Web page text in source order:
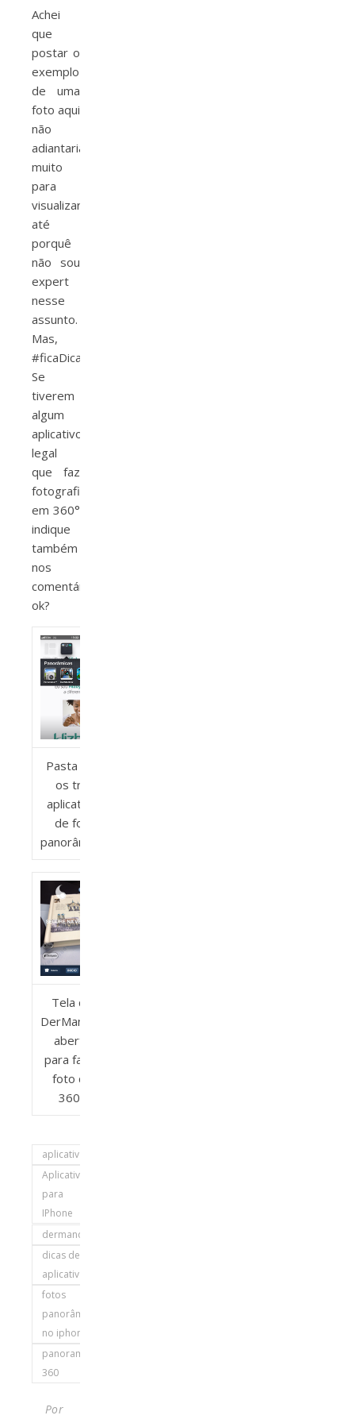
Achei
que
postar o
exemplo
de uma
foto aqui
não
adiantaria
muito
para
visualizar,
até
porquê
não sou
expert
nesse
assunto.
Mas,
#ficaDica.
Se
tiverem
algum
aplicativo
legal
que faz
fotografia
em 360°
indique
também
nos
comentários,
ok?
Pasta com
os três
aplicativos
de foto
panorâmicas
Tela do
DerManDar
aberta
para fazer
foto de
360°
aplicativos
Aplicativos
para
IPhone
dermandar
dicas de
aplicativo
fotos
panorâmicas
no iphone
panorama
360
Por